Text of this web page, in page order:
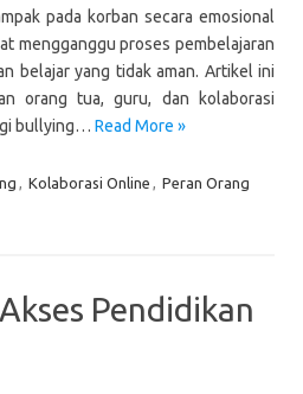
pada korban secara emosional
mengganggu proses pembelajaran
belajar yang tidak aman. Artikel ini
orang tua, guru, dan kolaborasi
bullying… Read More »
, Kolaborasi Online , Peran Orang
Pendidikan